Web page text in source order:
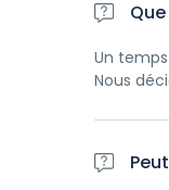
Un
Nous